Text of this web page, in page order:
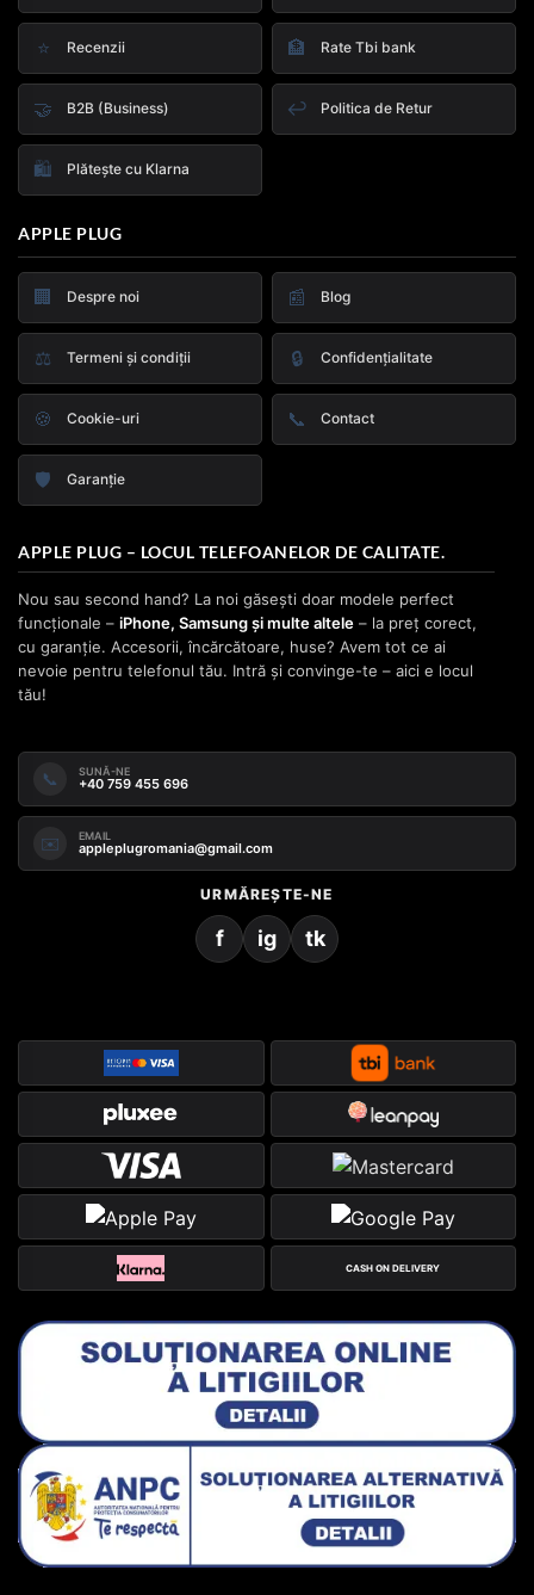
⭐ Recenzii 🏦 Rate Tbi bank
🤝 B2B (Business) ↩️ Politica de Retur
🛍️ Plătește cu Klarna
APPLE PLUG
🏢 Despre noi 📰 Blog
⚖️ Termeni și condiții 🔒 Confidențialitate
🍪 Cookie-uri 📞 Contact
🛡️ Garanție
APPLE PLUG – LOCUL TELEFOANELOR DE CALITATE.
Nou sau second hand? La noi găsești doar modele perfect
funcționale – iPhone, Samsung și multe altele – la preț corect,
cu garanție. Accesorii, încărcătoare, huse? Avem tot ce ai
nevoie pentru telefonul tău. Intră și convinge-te – aici e locul
tău!
📞 SUNĂ-NE
+40 759 455 696
✉️ EMAIL
appleplugromania@gmail.com
URMĂREȘTE-NE
f ig tk
CASH ON DELIVERY